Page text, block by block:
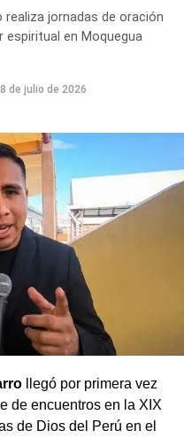
realiza jornadas de oración
espiritual en Moquegua
de julio de 2026
llegó por primera vez
de encuentros en la XIX
de Dios del Perú en el